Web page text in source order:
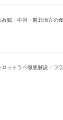
故郷、中国・東北地方の
ロットラペ徹底解説：フ